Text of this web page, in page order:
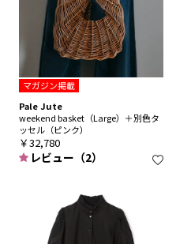
マガジン掲載
Pale Jute
weekend basket（Large）＋別色タ
ッセル（ピンク）
￥32,780
レビュー（2）